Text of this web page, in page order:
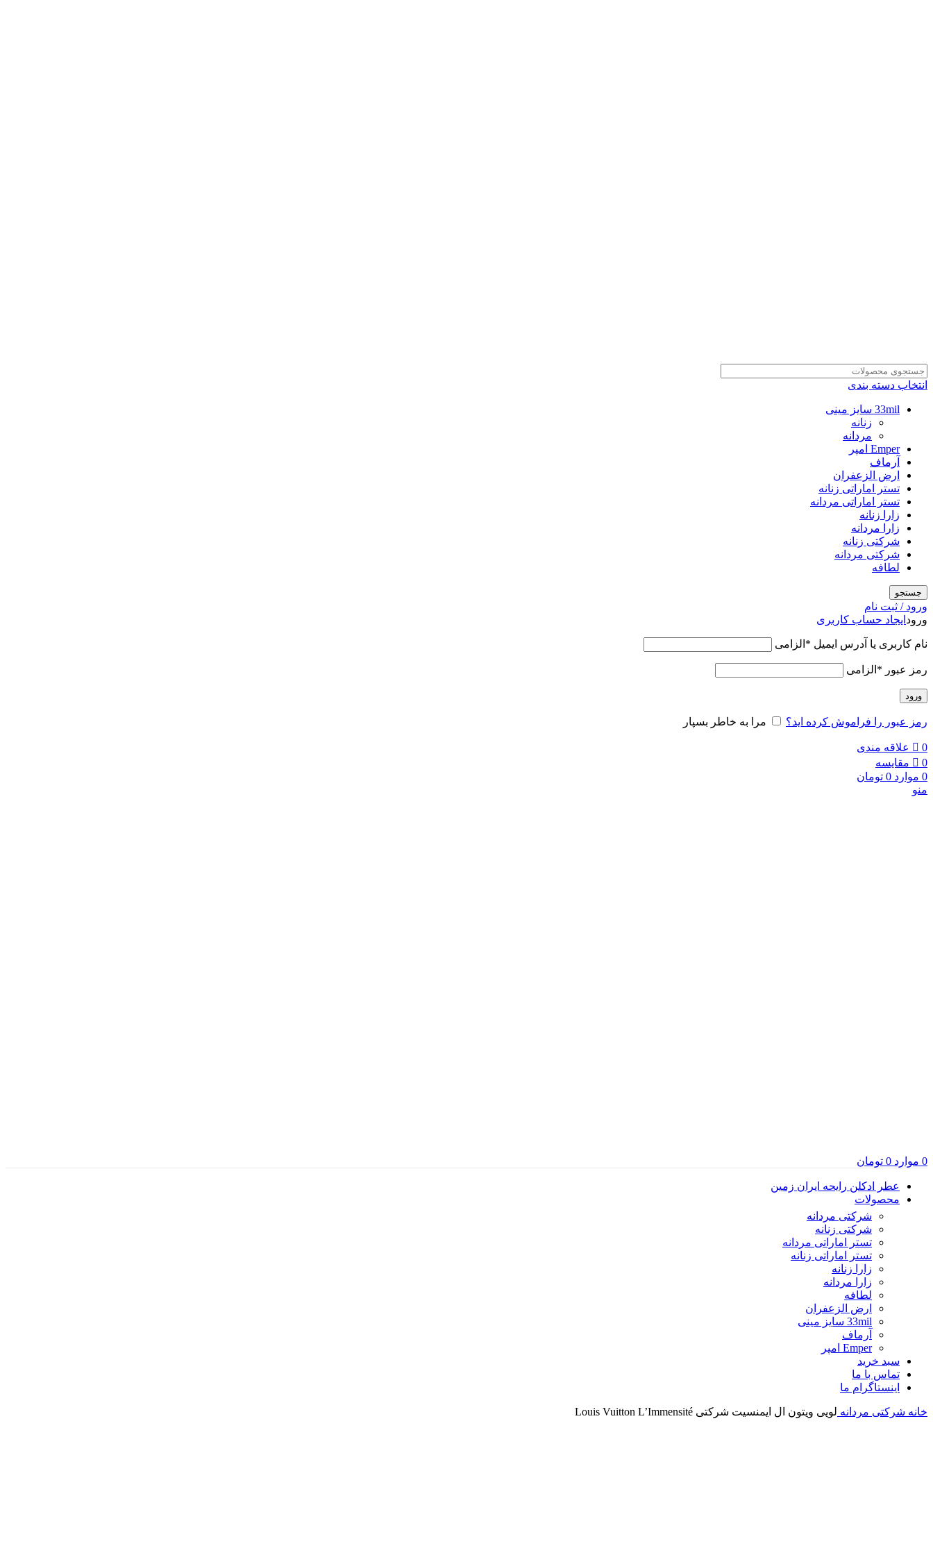
انتخاب دسته بندی
33mil سایز مینی
زنانه
مردانه
Emper امپر
آرماف
ارض الزعفران
تستر اماراتی زنانه
تستر اماراتی مردانه
زارا زنانه
زارا مردانه
شرکتی زنانه
شرکتی مردانه
لطافه
جستجو
ورود / ثبت نام
ورود ایجاد حساب کاربری
نام کاربری یا آدرس ایمیل * الزامی
رمز عبور * الزامی
ورود
رمز عبور را فراموش کرده اید؟ مرا به خاطر بسپار
0
علاقه مندی
0
مقایسه
0 موارد 0 تومان
منو
0 موارد 0 تومان
عطر ادکلن رایحه ایران زمین
محصولات
شرکتی مردانه
شرکتی زنانه
تستر اماراتی مردانه
تستر اماراتی زنانه
زارا زنانه
زارا مردانه
لطافه
ارض الزعفران
33mil سایز مینی
آرماف
Emper امپر
سبد خرید
تماس با ما
اینستاگرام ما
خانه شرکتی مردانه لویی ویتون ال ایمنسیت شرکتی Louis Vuitton L’Immensité